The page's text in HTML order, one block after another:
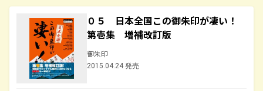
０５ 日本全国この御朱印が凄い！
第壱集 増補改訂版
御朱印
2015.04.24 発売